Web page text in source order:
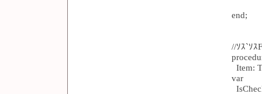
end;
//ｿｽ`ｿｽ
Item:
var